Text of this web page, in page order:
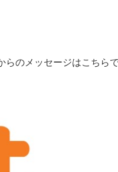
のメッセージはこちら